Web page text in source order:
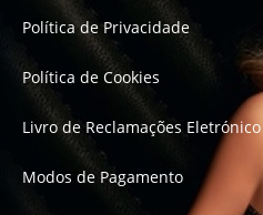
Política de Privacidade
Política de Cookies
Livro de Reclamações Eletrónico
Modos de Pagamento